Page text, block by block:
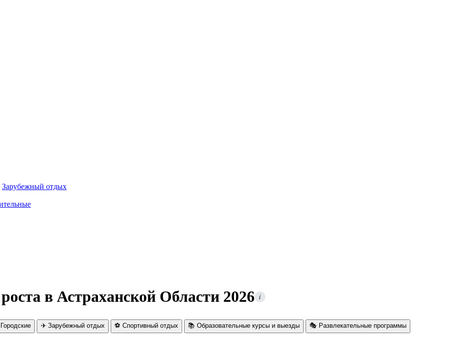
Зарубежный отдых
в Астраханской Области 2026 i
✈️ Зарубежный отдых ⚽ Спортивный отдых 📚 Образовательные курсы и выезды 🎭 Развлекательные программы